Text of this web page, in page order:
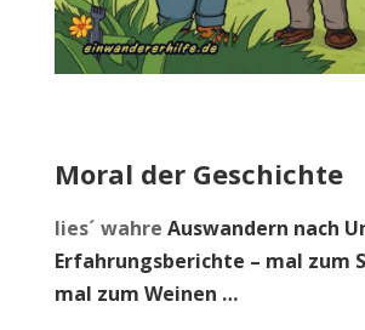
Moral der Geschichte
lies´ wahre Auswandern nach
Erfahrungsberichte – mal zum
mal zum Weinen …